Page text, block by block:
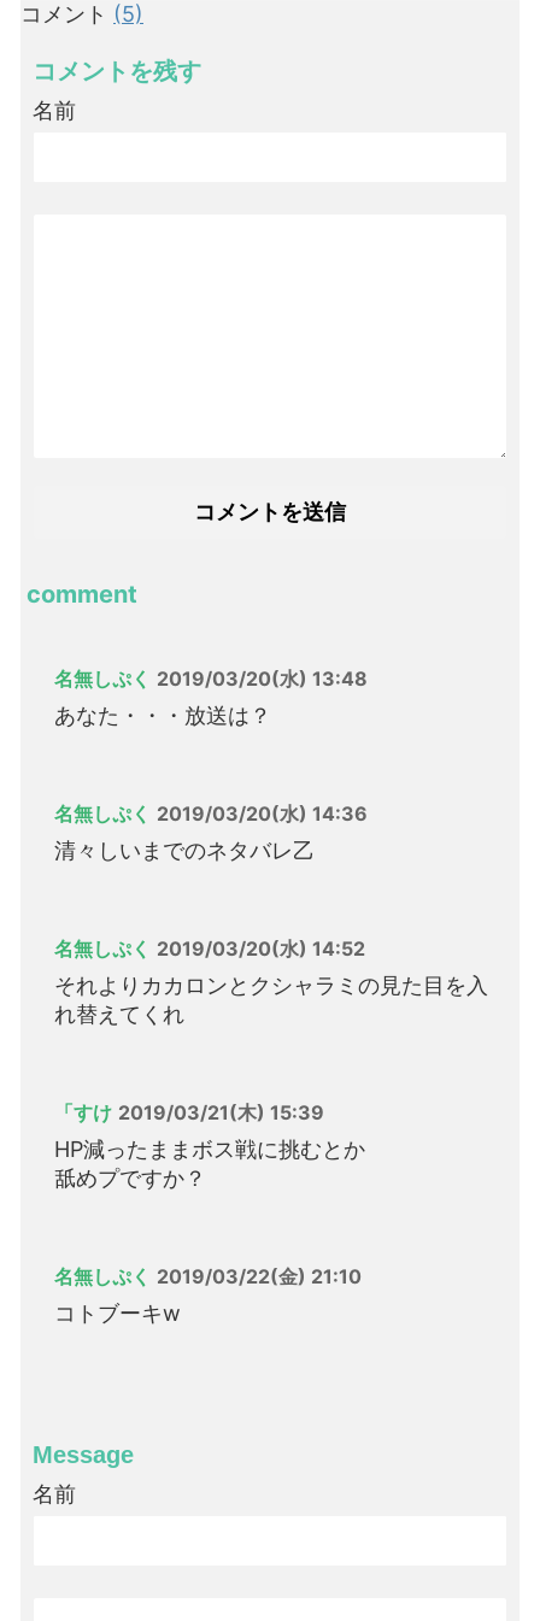
コメント (5)
コメントを残す
名前
comment
名無しぷく 2019/03/20(水) 13:48
あなた・・・放送は？
名無しぷく 2019/03/20(水) 14:36
清々しいまでのネタバレ乙
名無しぷく 2019/03/20(水) 14:52
それよりカカロンとクシャラミの見た目を入
れ替えてくれ
「すけ 2019/03/21(木) 15:39
HP減ったままボス戦に挑むとか
舐めプですか？
名無しぷく 2019/03/22(金) 21:10
コトブーキw
Message
名前